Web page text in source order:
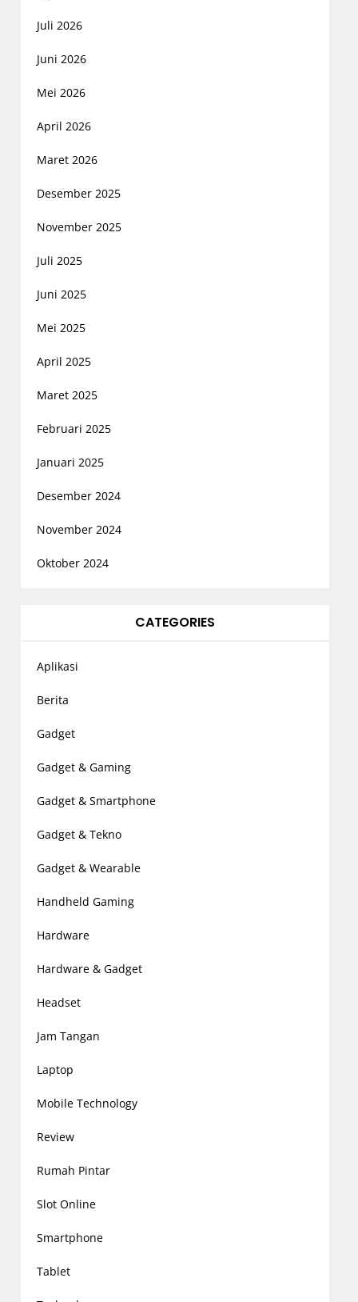
Juli 2026
Juni 2026
Mei 2026
April 2026
Maret 2026
Desember 2025
November 2025
Juli 2025
Juni 2025
Mei 2025
April 2025
Maret 2025
Februari 2025
Januari 2025
Desember 2024
November 2024
Oktober 2024
CATEGORIES
Aplikasi
Berita
Gadget
Gadget & Gaming
Gadget & Smartphone
Gadget & Tekno
Gadget & Wearable
Handheld Gaming
Hardware
Hardware & Gadget
Headset
Jam Tangan
Laptop
Mobile Technology
Review
Rumah Pintar
Slot Online
Smartphone
Tablet